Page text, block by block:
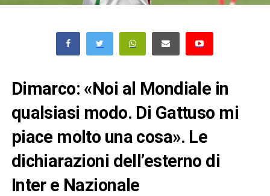
Dimarco: «Noi al Mondiale in
qualsiasi modo. Di Gattuso mi
piace molto una cosa». Le
dichiarazioni dell’esterno di
Inter e Nazionale